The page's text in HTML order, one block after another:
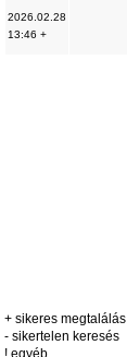
2026.02.28
13:46 +
+ sikeres megtalálás
- sikertelen keresés
! egyéb